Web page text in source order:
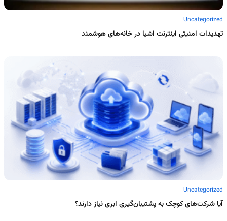
تهدیدات امنیتی اینترنت اشیا در خانه‌های هوشمند
Uncategorized
آیا شرکت‌های کوچک به پشتیبان‌گیری ابری نیاز دارند؟
Uncategorized